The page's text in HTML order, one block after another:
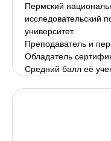
Пермский
исследовательский
университет.
Преподаватель и
Обладатель
Средний балл её